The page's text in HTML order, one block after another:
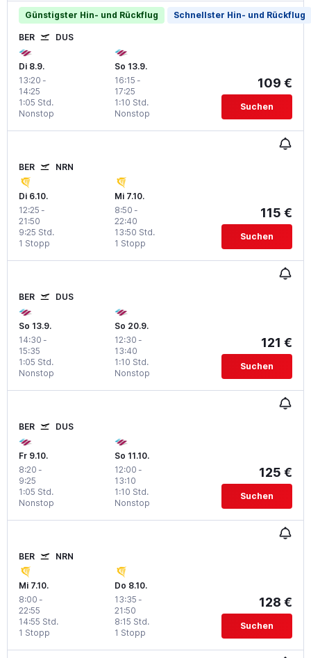
Günstigster Hin- und Rückflug Schnellster Hin- und Rückflug
BER DUS
Di 8.9.
13:20 -
14:25
Nonstop
1:05 Std.
So 13.9.
16:15 -
17:25
Nonstop
1:10 Std.
109 €
Suchen
BER NRN
Di 6.10.
12:25 -
21:50
1 Stopp
9:25 Std.
Mi 7.10.
8:50 -
22:40
1 Stopp
13:50 Std.
115 €
Suchen
BER DUS
So 13.9.
14:30 -
15:35
Nonstop
1:05 Std.
So 20.9.
12:30 -
13:40
Nonstop
1:10 Std.
121 €
Suchen
BER DUS
Fr 9.10.
8:20 -
9:25
Nonstop
1:05 Std.
So 11.10.
12:00 -
13:10
Nonstop
1:10 Std.
125 €
Suchen
BER NRN
Mi 7.10.
8:00 -
22:55
1 Stopp
14:55 Std.
Do 8.10.
13:35 -
21:50
1 Stopp
8:15 Std.
128 €
Suchen